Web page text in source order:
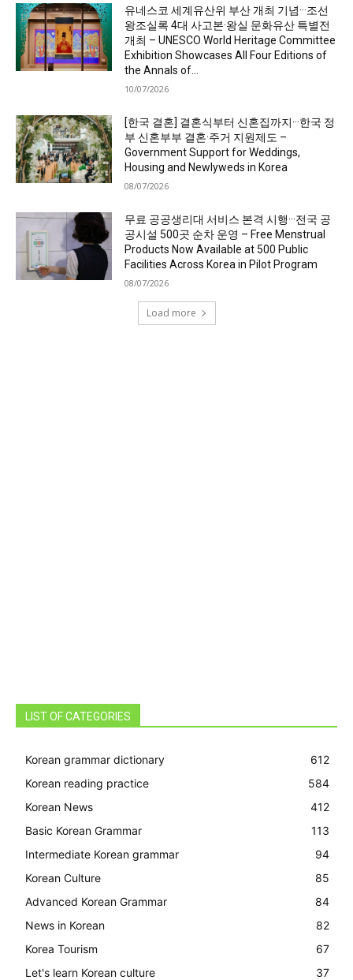
유네스코 세계유산위 부산 개최 기념···조선
왕조실록 4대 사고본·왕실 문화유산 특별전
개최 – UNESCO World Heritage Committee
Exhibition Showcases All Four Editions of
the Annals of...
10/07/2026
[한국 결혼] 결혼식부터 신혼집까지···한국 정
부 신혼부부 결혼·주거 지원제도 –
Government Support for Weddings,
Housing and Newlyweds in Korea
08/07/2026
무료 공공생리대 서비스 본격 시행···전국 공
공시설 500곳 순차 운영 – Free Menstrual
Products Now Available at 500 Public
Facilities Across Korea in Pilot Program
08/07/2026
Load more
LIST OF CATEGORIES
Korean grammar dictionary
612
Korean reading practice
584
Korean News
412
Basic Korean Grammar
113
Intermediate Korean grammar
94
Korean Culture
85
Advanced Korean Grammar
84
News in Korean
82
Korea Tourism
67
Let's learn Korean culture
37